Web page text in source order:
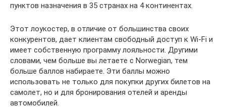
пунктов назначения в 35 странах на 4 континентах.
Этот лоукостер, в отличие от большинства своих
конкурентов, дает клиентам свободный доступ к Wi-Fi и
имеет собственную программу лояльности. Другими
словами, чем больше вы летаете с Norwegian, тем
больше баллов набираете. Эти баллы можно
использовать не только для покупки других билетов на
самолет, но и для бронирования отелей и аренды
автомобилей.